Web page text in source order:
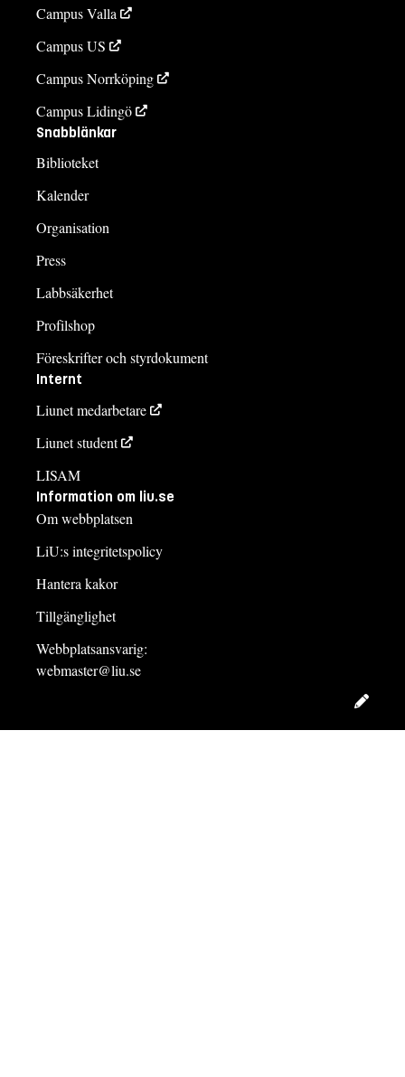
Campus Valla
Campus US
Campus Norrköping
Campus Lidingö
Snabblänkar
Biblioteket
Kalender
Organisation
Press
Labbsäkerhet
Profilshop
Föreskrifter och styrdokument
Internt
Liunet medarbetare
Liunet student
LISAM
Information om liu.se
Om webbplatsen
LiU:s integritetspolicy
Hantera kakor
Tillgänglighet
Webbplatsansvarig:
webmaster@liu.se